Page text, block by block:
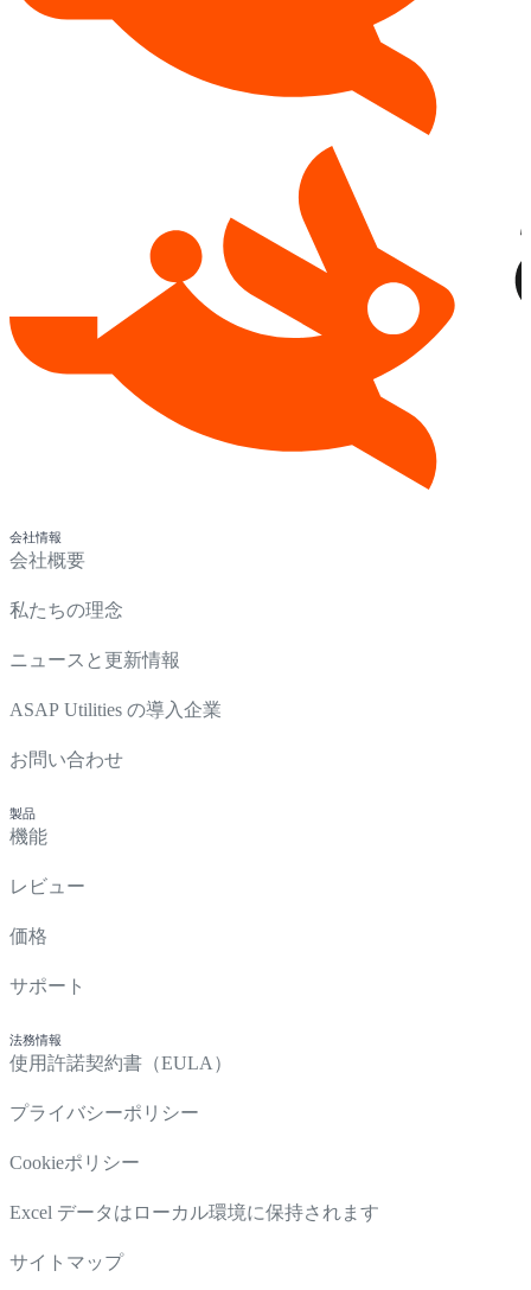
会社情報
会社概要
私たちの理念
ニュースと更新情報
ASAP Utilities の導入企業
お問い合わせ
製品
機能
レビュー
価格
サポート
法務情報
使用許諾契約書（EULA）
プライバシーポリシー
Cookieポリシー
Excel データはローカル環境に保持されます
サイトマップ